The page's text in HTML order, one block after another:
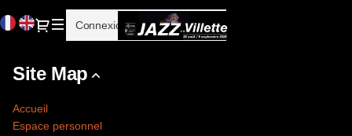
Langue
Dialogue
Connexion Inscrivez-vous
Map
musique
Site Map
Accueil
Espace personnel